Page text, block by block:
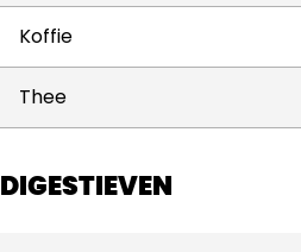
Koffie
Thee
DIGESTIEVEN